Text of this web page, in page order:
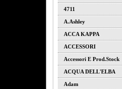
4711
A.ashley
ACCA KAPPA
ACCESSORI
Accessori E Prod.stock
ACQUA DELL'ELBA
Adam